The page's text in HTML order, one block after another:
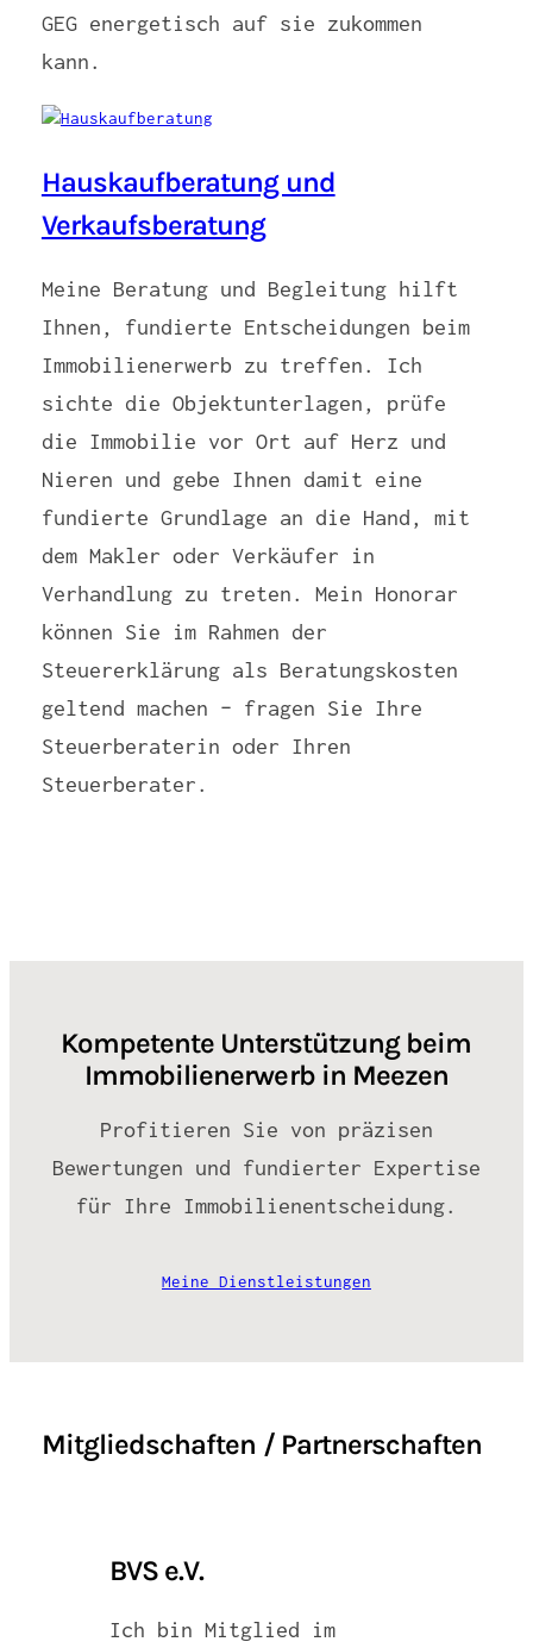
GEG energetisch auf sie zukommen
kann.
Hauskaufberatung und
Verkaufsberatung
Meine Beratung und Begleitung hilft
Ihnen, fundierte Entscheidungen beim
Immobilienerwerb zu treffen. Ich
sichte die Objektunterlagen, prüfe
die Immobilie vor Ort auf Herz und
Nieren und gebe Ihnen damit eine
fundierte Grundlage an die Hand, mit
dem Makler oder Verkäufer in
Verhandlung zu treten. Mein Honorar
können Sie im Rahmen der
Steuererklärung als Beratungskosten
geltend machen – fragen Sie Ihre
Steuerberaterin oder Ihren
Steuerberater.
Kompetente Unterstützung beim
Immobilienerwerb in Meezen
Profitieren Sie von präzisen
Bewertungen und fundierter Expertise
für Ihre Immobilienentscheidung.
Meine Dienstleistungen
Mitgliedschaften / Partnerschaften
BVS e.V.
Ich bin Mitglied im